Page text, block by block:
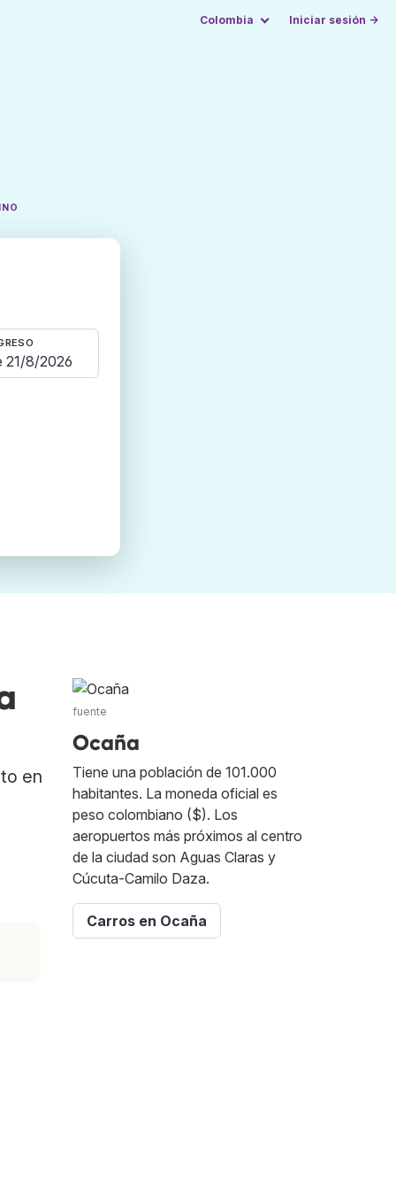
Colombia Iniciar sesión →
en
fuente
Ocaña
Tiene una población de 101.000
habitantes. La moneda oficial es
peso colombiano ($). Los
aeropuertos más próximos al centro
de la ciudad son Aguas Claras y
Cúcuta-Camilo Daza.
Carros en Ocaña